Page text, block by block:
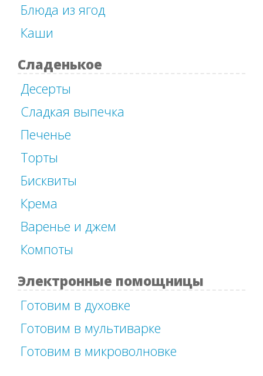
Блюда из ягод
Каши
Сладенькое
Десерты
Сладкая выпечка
Печенье
Торты
Бисквиты
Крема
Варенье и джем
Компоты
Электронные помощницы
Готовим в духовке
Готовим в мультиварке
Готовим в микроволновке